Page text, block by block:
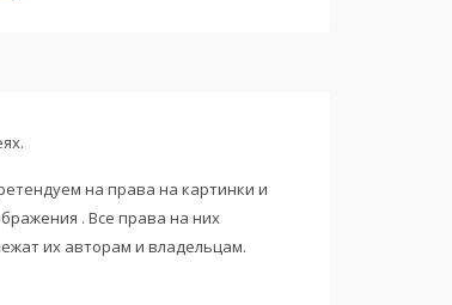
на права на картинки и
. Все права на них
их авторам и владельцам.